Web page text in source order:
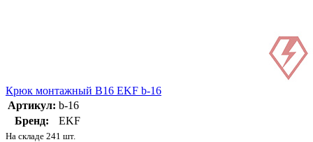
Крюк монтажный B16 EKF b-16
Артикул: b-16
Бренд:
EKF
На складе 241 шт.